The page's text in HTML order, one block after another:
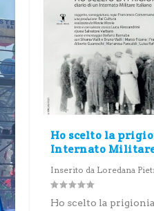
Ho scelto la
Internato
Inserito da Loredana
Ho scelto la